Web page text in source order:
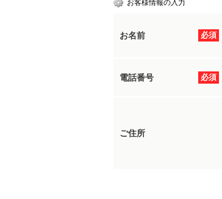
お客様情報の入力
必須
お名前
必須
電話番号
ご住所